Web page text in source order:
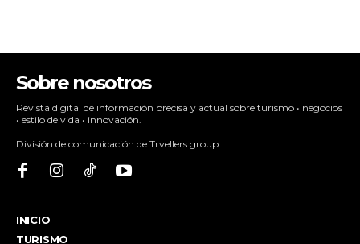
Sobre nosotros
Revista digital de información precisa y actual sobre turismo • negocios
• estilo de vida • innovación.
División de comunicación de Trvellers group.
INICIO
TURISMO